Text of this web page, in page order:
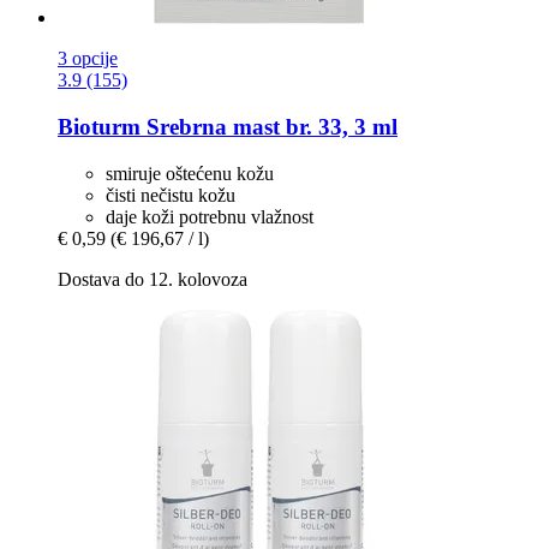
3 opcije
3.9 (155)
Bioturm Srebrna mast br. 33, 3 ml
smiruje oštećenu kožu
čisti nečistu kožu
daje koži potrebnu vlažnost
€ 0,59 (€ 196,67 / l)
Dostava do 12. kolovoza